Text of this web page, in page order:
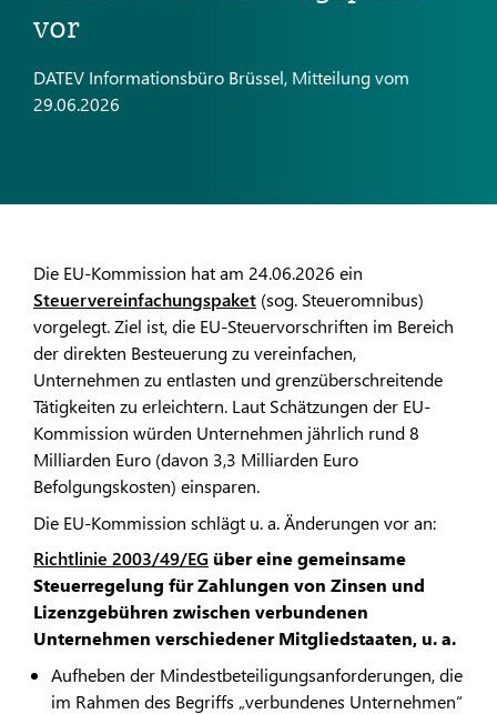
vor
DATEV Informationsbüro Brüssel, Mitteilung vom
29.06.2026
Die EU-Kommission hat am 24.06.2026 ein
Steuervereinfachungspaket (sog. Steueromnibus)
vorgelegt. Ziel ist, die EU-Steuervorschriften im Bereich
der direkten Besteuerung zu vereinfachen,
Unternehmen zu entlasten und grenzüberschreitende
Tätigkeiten zu erleichtern. Laut Schätzungen der EU-
Kommission würden Unternehmen jährlich rund 8
Milliarden Euro (davon 3,3 Milliarden Euro
Befolgungskosten) einsparen.
Die EU-Kommission schlägt u. a. Änderungen vor an:
Richtlinie 2003/49/EG über eine gemeinsame
Steuerregelung für Zahlungen von Zinsen und
Lizenzgebühren zwischen verbundenen
Unternehmen verschiedener Mitgliedstaaten, u. a.
Aufheben der Mindestbeteiligungsanforderungen, die
im Rahmen des Begriffs „verbundenes Unternehmen“